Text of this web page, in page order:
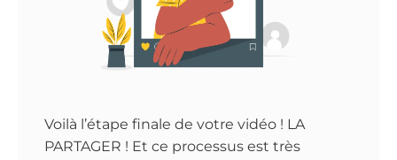
Voilà l’étape finale de votre vidéo ! LA
PARTAGER ! Et ce processus est très